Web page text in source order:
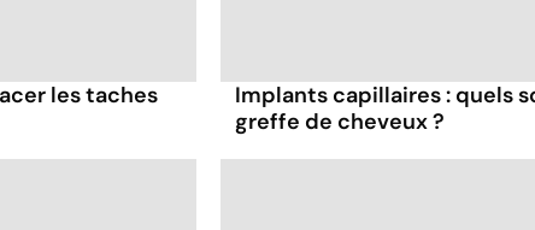
les taches
Implants capillaires : quels
greffe de cheveux ?